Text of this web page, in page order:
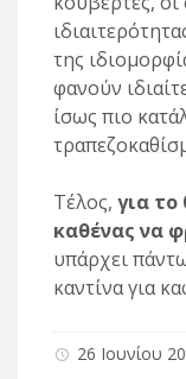
της
φανούν
ίσως πιο
Τέλος, για
καθένας να
υπάρχει
καντίνα για
26 Ιουνίου